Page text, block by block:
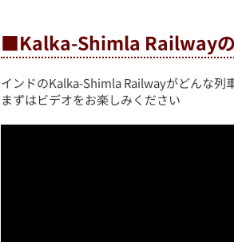
■Kalka-Shimla Railwayの
インドのKalka-Shimla Railwayがどんな列
まずはビデオをお楽しみください